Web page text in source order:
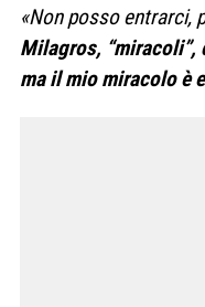
«Non posso entrarci,
Milagros, “miracoli”,
ma il mio miracolo è